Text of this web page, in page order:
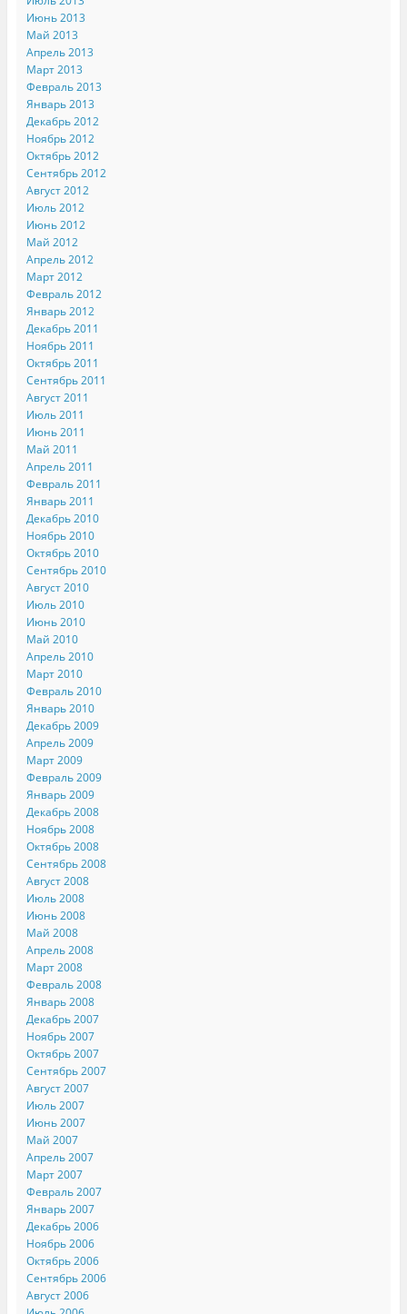
Июнь 2013
Май 2013
Апрель 2013
Март 2013
Февраль 2013
Январь 2013
Декабрь 2012
Ноябрь 2012
Октябрь 2012
Сентябрь 2012
Август 2012
Июль 2012
Июнь 2012
Май 2012
Апрель 2012
Март 2012
Февраль 2012
Январь 2012
Декабрь 2011
Ноябрь 2011
Октябрь 2011
Сентябрь 2011
Август 2011
Июль 2011
Июнь 2011
Май 2011
Апрель 2011
Февраль 2011
Январь 2011
Декабрь 2010
Ноябрь 2010
Октябрь 2010
Сентябрь 2010
Август 2010
Июль 2010
Июнь 2010
Май 2010
Апрель 2010
Март 2010
Февраль 2010
Январь 2010
Декабрь 2009
Апрель 2009
Март 2009
Февраль 2009
Январь 2009
Декабрь 2008
Ноябрь 2008
Октябрь 2008
Сентябрь 2008
Август 2008
Июль 2008
Июнь 2008
Май 2008
Апрель 2008
Март 2008
Февраль 2008
Январь 2008
Декабрь 2007
Ноябрь 2007
Октябрь 2007
Сентябрь 2007
Август 2007
Июль 2007
Июнь 2007
Май 2007
Апрель 2007
Март 2007
Февраль 2007
Январь 2007
Декабрь 2006
Ноябрь 2006
Октябрь 2006
Сентябрь 2006
Август 2006